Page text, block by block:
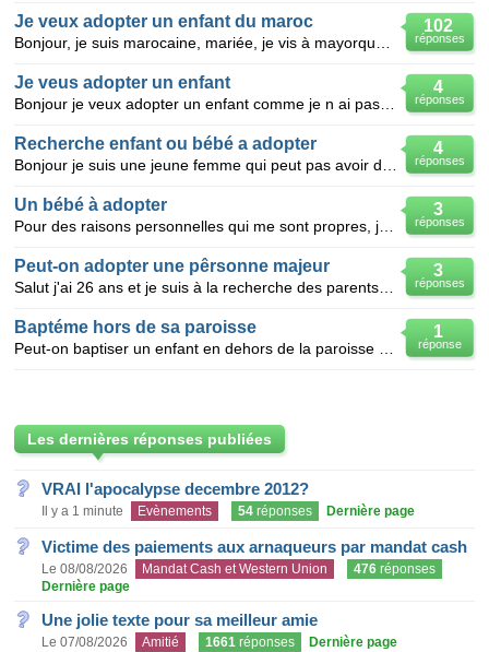
102
réponses
Je veux adopter un enfant du maroc
4
réponses
Je veus adopter un enfant
4
réponses
Recherche enfant ou bébé a adopter
3
réponses
Un bébé à adopter
3
réponses
Peut-on adopter une pêrsonne majeur
1
réponse
Baptéme hors de sa paroisse
Les dernières réponses publiées
VRAI l'apocalypse decembre 2012?
Il y a 1 minute Evènements 54 réponses Dernière page
Victime des paiements aux arnaqueurs par mandat cash
Le 08/08/2026 Mandat Cash et Western Union 476 réponses
Dernière page
Une jolie texte pour sa meilleur amie
Le 07/08/2026 Amitié 1661 réponses Dernière page